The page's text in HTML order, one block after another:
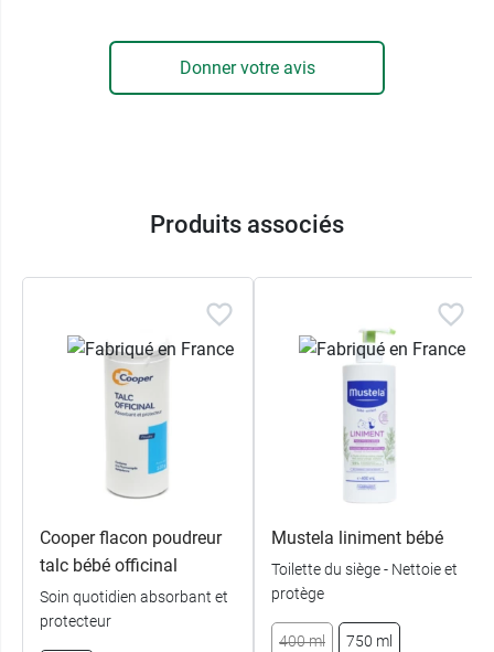
Donner votre avis
Produits associés
Cooper flacon poudreur
talc bébé officinal
Soin quotidien absorbant et
protecteur
Mustela liniment bébé
Toilette du siège - Nettoie et
protège
400 ml 750 ml